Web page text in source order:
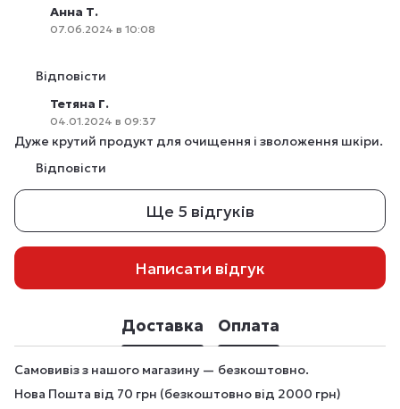
Анна Т.
07.06.2024 в 10:08
Відповісти
Тетяна Г.
04.01.2024 в 09:37
Дуже крутий продукт для очищення і зволоження шкіри.
Відповісти
Ще 5 відгуків
Написати відгук
Доставка Оплата
Самовивіз з нашого магазину — безкоштовно.
Нова Пошта від 70 грн (безкоштовно від 2000 грн)